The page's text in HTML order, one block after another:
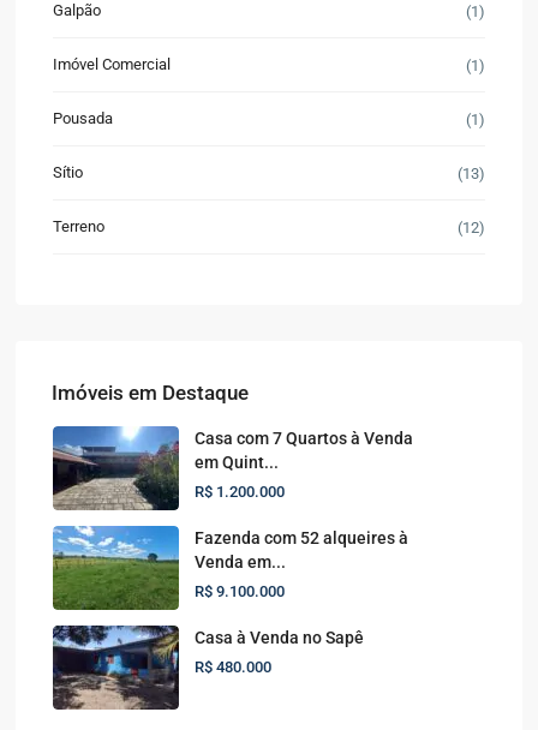
Galpão (1)
Imóvel Comercial (1)
Pousada (1)
Sítio (13)
Terreno (12)
Imóveis em Destaque
Casa com 7 Quartos à Venda
em Quint...
R$ 1.200.000
Fazenda com 52 alqueires à
Venda em...
R$ 9.100.000
Casa à Venda no Sapê
R$ 480.000